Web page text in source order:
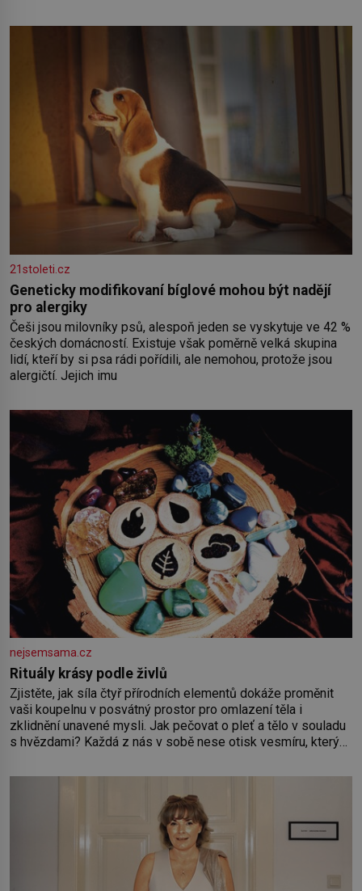
Rigy? Casanova v Pobaltí kontaktoval tamní zednářské lóže.
Nebyl v této oblasti žádným nováčkem, protože do
21stoleti.cz
Geneticky modifikovaní bíglové mohou být nadějí
pro alergiky
Češi jsou milovníky psů, alespoň jeden se vyskytuje ve 42 %
českých domácností. Existuje však poměrně velká skupina
lidí, kteří by si psa rádi pořídili, ale nemohou, protože jsou
alergičtí. Jejich imu
nejsemsama.cz
Rituály krásy podle živlů
Zjistěte, jak síla čtyř přírodních elementů dokáže proměnit
vaši koupelnu v posvátný prostor pro omlazení těla i
zklidnění unavené mysli. Jak pečovat o pleť a tělo v souladu
s hvězdami? Každá z nás v sobě nese otisk vesmíru, který
pokožky. Ohnivá znamení Ženy narozené ve znamení Berana,